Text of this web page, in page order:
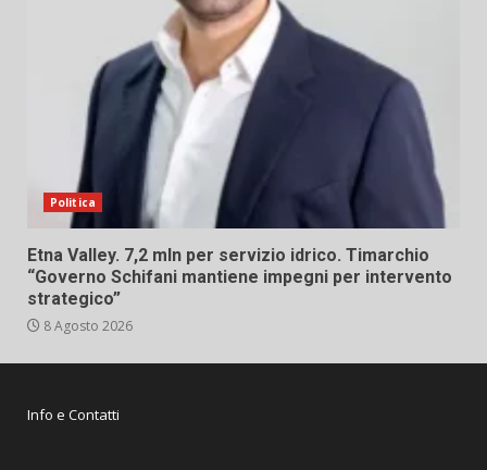
Politica
Etna Valley. 7,2 mln per servizio idrico. Timarchio
“Governo Schifani mantiene impegni per intervento
strategico”
8 Agosto 2026
Info e Contatti